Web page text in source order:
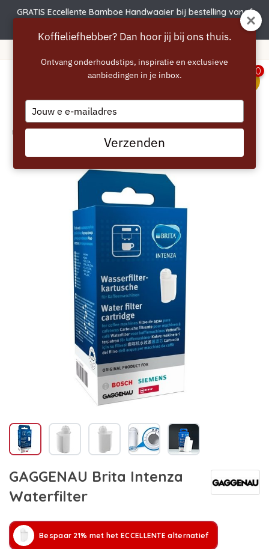
GRATIS Eccellente Bamboe Handwaaier bij bestelling vanaf
0
Home
GAGGENAU Brita Intenza
Waterfilter
Bespaar 21% met het ECCELLENTE alternatief
Koffieliefhebber? Dan hoor jij bij ons thuis.
Ontvang onderhoudstips, inspiratie en exclusieve
aanbiedingen in je inbox.
Type
your
email
Verzenden